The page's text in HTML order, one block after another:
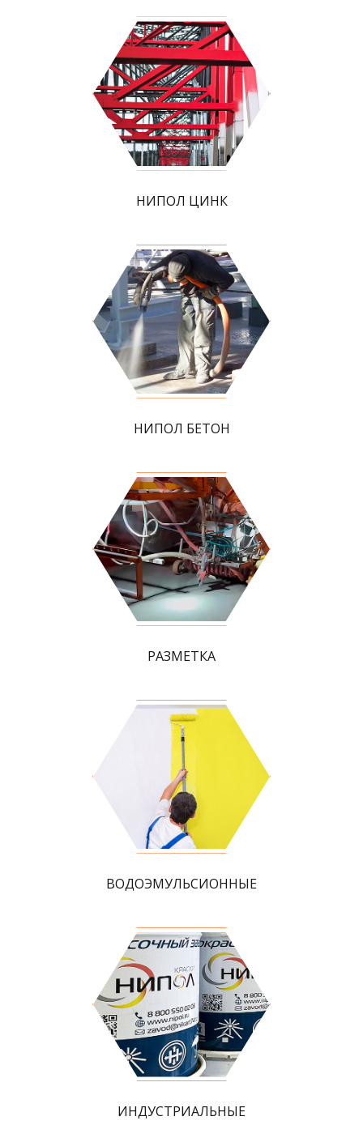
НИПОЛ ЦИНК
НИПОЛ БЕТОН
РАЗМЕТКА
ВОДОЭМУЛЬСИОННЫЕ
ИНДУСТРИАЛЬНЫЕ